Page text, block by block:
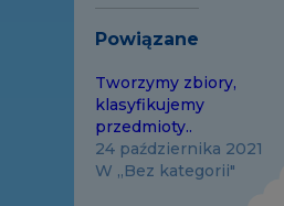
Powiązane
Tworzymy zbiory,
klasyfikujemy
przedmioty..
24 października 2021
W „Bez kategorii"